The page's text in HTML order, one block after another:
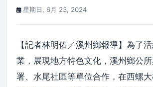
星期日, 6月 23, 2024
【記者林明佑／溪州鄉報導】為了
業，展現地方特色文化，溪州鄉公
署、水尾社區等單位合作，在西螺